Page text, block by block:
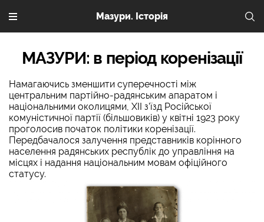
Мазури. Історія
МАЗУРИ: в період коренізації
Намагаючись зменшити суперечності між
центральним партійно-радянським апаратом і
національними околицями, ХІІ з’їзд Російської
комуністичної партії (більшовиків) у квітні 1923 року
проголосив початок політики коренізації.
Передбачалося залучення представників корінного
населення радянських республік до управління на
місцях і надання національним мовам офіційного
статусу.